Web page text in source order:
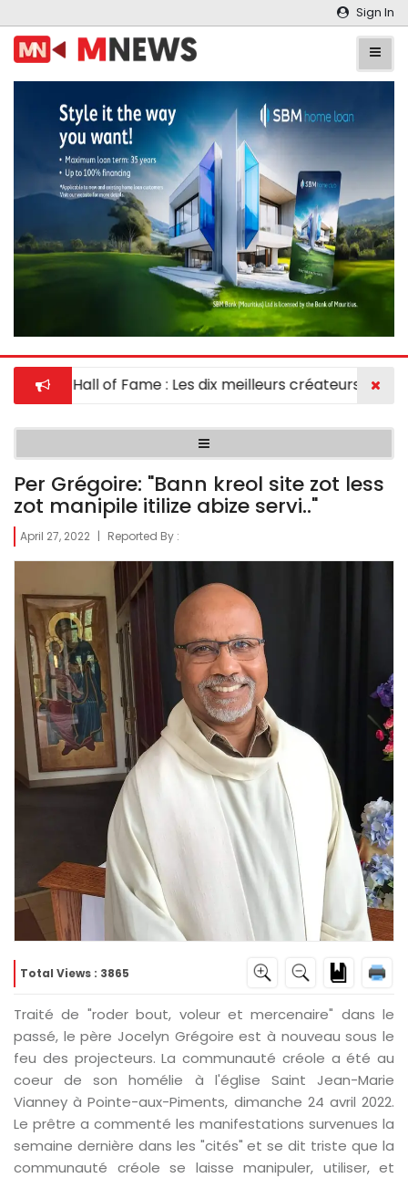
Sign In
Hall of Fame : Les dix meilleurs créateurs
d
Per Grégoire: "Bann kreol site zot less
zot manipile itilize abize servi.."
April 27, 2022 | Reported By :
Total Views : 3865
Traité de "roder bout, voleur et mercenaire" dans le
passé, le père Jocelyn Grégoire est à nouveau sous le
feu des projecteurs. La communauté créole a été au
coeur de son homélie à l'église Saint Jean-Marie
Vianney à Pointe-aux-Piments, dimanche 24 avril 2022.
Le prêtre a commenté les manifestations survenues la
semaine dernière dans les "cités" et se dit triste que la
communauté créole se laisse manipuler, utiliser, et